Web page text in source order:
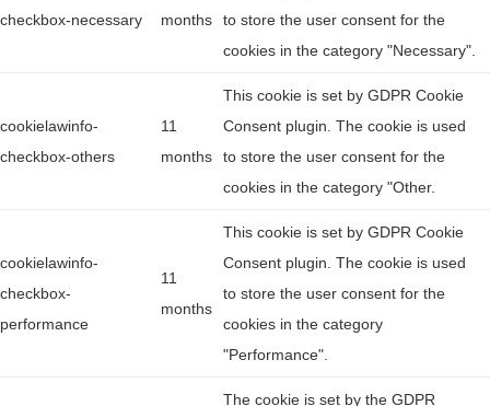
checkbox-necessary
months
to store the user consent for the
cookies in the category "Necessary".
cookielawinfo-
checkbox-others
11
months
This cookie is set by GDPR Cookie
Consent plugin. The cookie is used
to store the user consent for the
cookies in the category "Other.
cookielawinfo-
checkbox-
performance
11
months
This cookie is set by GDPR Cookie
Consent plugin. The cookie is used
to store the user consent for the
cookies in the category
"Performance".
The cookie is set by the GDPR